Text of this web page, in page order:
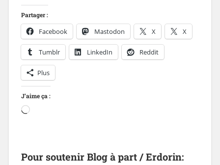
Partager :
Facebook Mastodon X X
Tumblr LinkedIn Reddit
Plus
J’aime ça :
Pour soutenir Blog à part / Erdorin: